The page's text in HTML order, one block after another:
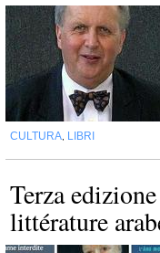
CULTURA LIBRI
Terza
littérature